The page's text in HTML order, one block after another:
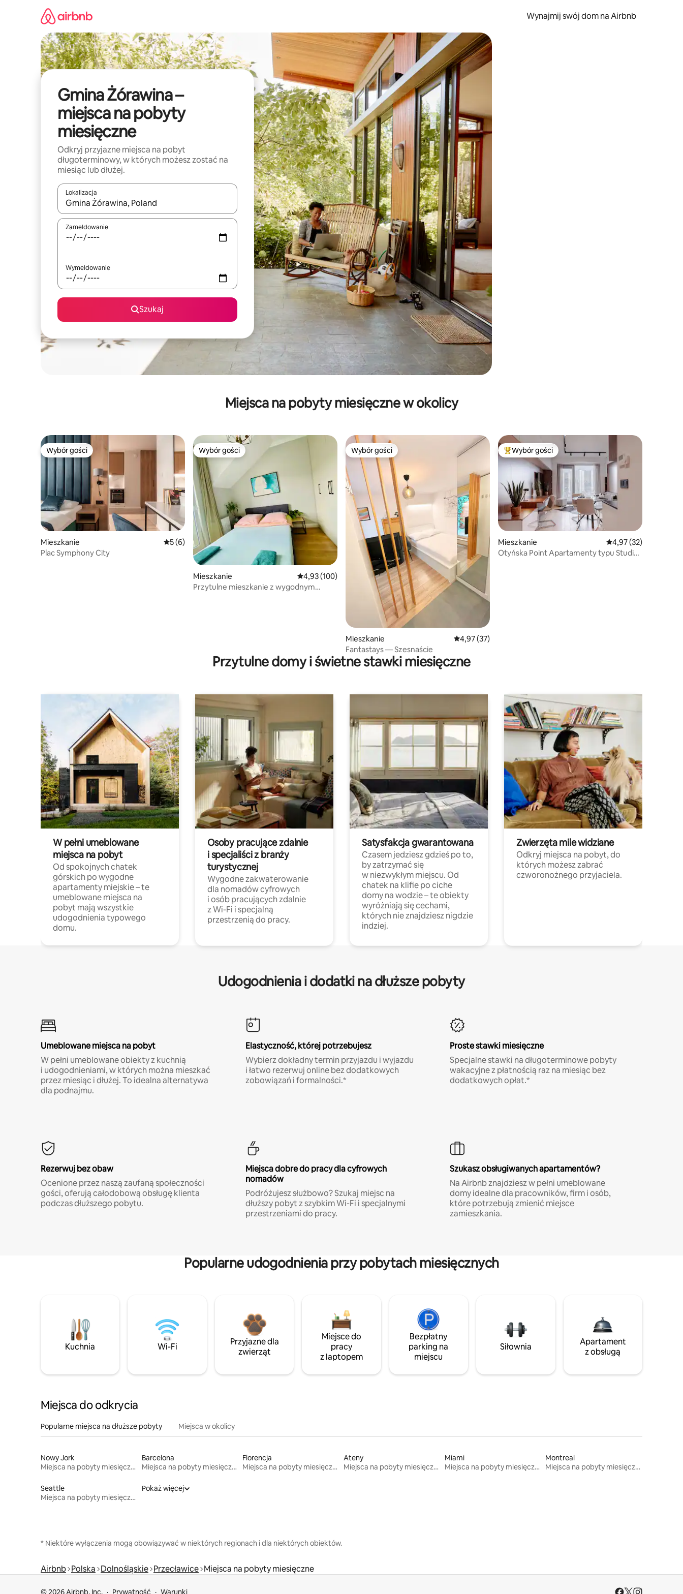
Wynajmij swój dom na Airbnb
Gmina Żórawina –
miejsca na pobyty
miesięczne
Odkryj przyjazne miejsca na pobyt
długoterminowy, w których możesz zostać na
miesiąc lub dłużej.
Lokalizacja
Gdy wyniki będą dostępne, możesz poruszać się po nich za pomocą klawiszy strzałek w górę i w dół lub przeglądać je za pomocą gestów dotykowych lub przesuwania.
Zameldowanie
Wymeldowanie
Szukaj
Miejsca na pobyty miesięczne w okolicy
Wybór gości
Wybór gości
Mieszkanie Średnia ocena: 5 na 5, liczba recenzji: 6
5 (6)
Plac Symphony City
Wybór gości
Wybór gości
Mieszkanie Średnia ocena: 4,93 na 5, liczba recenzji: 100
4,93 (100)
Przytulne mieszkanie z wygodnym
Wybór gości
Wybór gości
Mieszkanie Średnia ocena: 4,97 na 5, liczba recenzji: 37
4,97 (37)
Fantastays — Szesnaście
Najpopularniejsze z kategorii Wybór gości
Wybór gości
Mieszkanie Średnia ocena: 4,97
4,97 (32)
Otyńska Point Apartamenty typu Studio
Przytulne domy i świetne stawki miesięczne
W pełni umeblowane
miejsca na pobyt
Od spokojnych chatek
górskich po wygodne
apartamenty miejskie – te
umeblowane miejsca na
pobyt mają wszystkie
udogodnienia typowego
domu.
Osoby pracujące zdalnie
i specjaliści z branży
turystycznej
Wygodne zakwaterowanie
dla nomadów cyfrowych
i osób pracujących zdalnie
z Wi-Fi i specjalną
przestrzenią do pracy.
Satysfakcja gwarantowana
Czasem jedziesz gdzieś po to,
by zatrzymać się
w niezwykłym miejscu. Od
chatek na klifie po ciche
domy na wodzie – te obiekty
wyróżniają się cechami,
których nie znajdziesz nigdzie
indziej.
Zwierzęta mile widziane
Odkryj miejsca na pobyt, do
których możesz zabrać
czworonożnego przyjaciela.
Udogodnienia i dodatki na dłuższe pobyty
Umeblowane miejsca na pobyt
W pełni umeblowane obiekty z kuchnią
i udogodnieniami, w których można mieszkać
przez miesiąc i dłużej. To idealna alternatywa
dla podnajmu.
Elastyczność, której potrzebujesz
Wybierz dokładny termin przyjazdu i wyjazdu
i łatwo rezerwuj online bez dodatkowych
zobowiązań i formalności.*
Proste stawki miesięczne
Specjalne stawki na długoterminowe pobyty
wakacyjne z płatnością raz na miesiąc bez
dodatkowych opłat.*
Rezerwuj bez obaw
Ocenione przez naszą zaufaną społeczności
gości, oferują całodobową obsługę klienta
podczas dłuższego pobytu.
Miejsca dobre do pracy dla cyfrowych
nomadów
Podróżujesz służbowo? Szukaj miejsc na
dłuższy pobyt z szybkim Wi-Fi i specjalnymi
przestrzeniami do pracy.
Szukasz obsługiwanych apartamentów?
Na Airbnb znajdziesz w pełni umeblowane
domy idealne dla pracowników, firm i osób,
które potrzebują zmienić miejsce
zamieszkania.
Popularne udogodnienia przy pobytach miesięcznych
Kuchnia Wi-Fi
Przyjazne dla
zwierząt
Miejsce do
pracy
z laptopem
Bezpłatny
parking na
miejscu
Siłownia
Apartament
z obsługą
Miejsca do odkrycia
Popularne miejsca na dłuższe pobyty Miejsca w okolicy
Nowy Jork
Miejsca na pobyty miesięczne
Barcelona
Miejsca na pobyty miesięczne
Florencja
Miejsca na pobyty miesięczne
Ateny
Miejsca na pobyty miesięczne
Miami
Miejsca na pobyty miesięczne
Montreal
Miejsca na pobyty miesięczne
Seattle
Miejsca na pobyty miesięczne
Pokaż więcej
* Niektóre wyłączenia mogą obowiązywać w niektórych regionach i dla niektórych obiektów.
Airbnb Polska Dolnośląskie Przecławice Miejsca na pobyty miesięczne
© 2026 Airbnb, Inc. Prywatność Warunki